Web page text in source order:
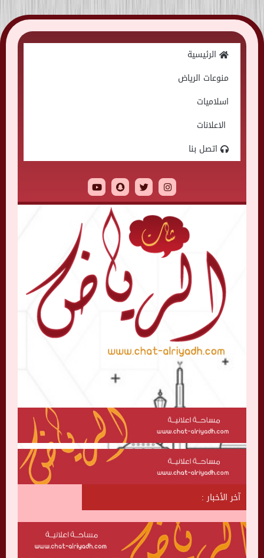
Skip
to
الرئيسية
منوعات الرياض
اسلاميات
الاعلانات
اتصل بنا
آخر الأخبار :